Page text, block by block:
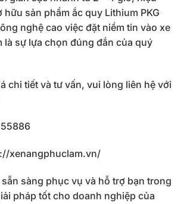
hữu sản phẩm ắc quy Lithium PKG
nghệ cao việc đặt niềm tin vào xe
là sự lựa chọn đúng đắn của quý
chi tiết và tư vấn, vui lòng liên hệ với
xenangphuclam.vn/
sàng phục vụ và hỗ trợ bạn trong
pháp tốt cho doanh nghiệp của